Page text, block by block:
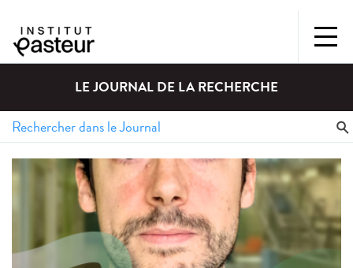
LE JOURNAL DE LA RECHERCHE